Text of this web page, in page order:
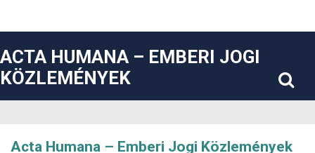
ACTA HUMANA – EMBERI JOGI
KÖZLEMÉNYEK
Acta Humana – Emberi Jogi Közlemények